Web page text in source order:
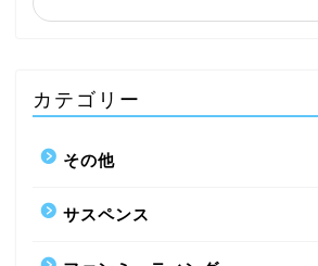
カテゴリー
その他
サスペンス